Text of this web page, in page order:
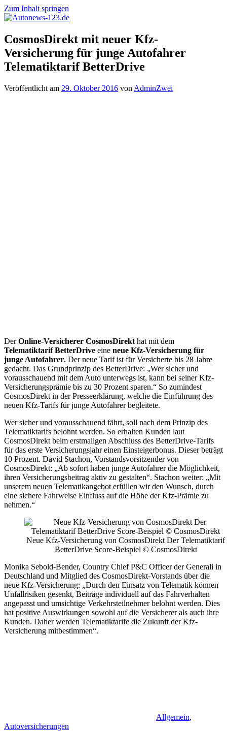
Zum Inhalt springen
Autonews-
123.de
Autonews
mit
Charme
CosmosDirekt mit neuer Kfz-
Versicherung für junge Autofahrer
Telematiktarif BetterDrive
Veröffentlicht am 29. Oktober 2016 von AdminZwei
DerOnline-Versicherer CosmosDirekt hat mit dem
Telematiktarif BetterDrive eine neue Kfz-Versicherung für
junge Autofahrer. Der neue Tarif ist für Versicherte bis 28 Jahre
gedacht. Das Grundprinzip des BetterDrive: „Wer sicher und
vorausschauend mit dem Auto unterwegs ist, kann bei seiner Kfz-
Versicherungsprämie bis zu 30 Prozent sparen.“ So zumindest
CosmosDirekt in der Presseerklärung, welche die Einführung des
neuen Kfz-Tarifs für junge Autofahrer begleitete.
Wer sicher und vorausschauend fährt, soll nach dem Prinzip des
Telematiktarifs belohnt werden. So erhalten Kunden laut
CosmosDirekt beim erstmaligen Abschluss des BetterDrive-Tarifs
für das erste Versicherungsjahr einen Einsteigerbonus. Dieser beträgt
10 Prozent. David Stachon, Vorstandsvorsitzender von
CosmosDirekt: „Ab sofort haben junge Autofahrer die Möglichkeit,
ihren Versicherungsbeitrag aktiv zu gestalten“. Stachon weiter: „Mit
unserem neuen Telematikangebot erfüllen wir den Wunsch, durch
eine sichere Fahrweise Einfluss auf die Höhe der Kfz-Prämie zu
nehmen.“
Neue Kfz-Versicherung von CosmosDirekt Der Telematiktarif
BetterDrive Score-Beispiel © CosmosDirekt
Monika Sebold-Bender, Country Chief P&C Officer der Generali in
Deutschland und Mitglied des CosmosDirekt-Vorstands über die
neue Kfz-Versicherung: „Durch den Einsatz von Telematik können
Unfallrisiken gesenkt, Beiträge individuell auf das Fahrverhalten
angepasst und umsichtige Verkehrsteilnehmer belohnt werden. Dies
hat positive Auswirkungen sowohl auf die Versicherer als auch ihre
Kunden. Daher werden Telematiktarife die Zukunft der Kfz-
Versicherung mitbestimmen“.
Allgemein,
Autoversicherungen